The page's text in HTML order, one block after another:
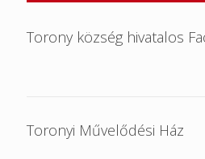
Torony község hivatalos
Toronyi Művelődési Ház